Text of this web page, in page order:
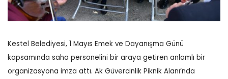
Kestel Belediyesi, 1 Mayıs Emek ve Dayanışma Günü
kapsamında saha personelini bir araya getiren anlamlı bir
organizasyona imza attı. Ak Güvercinlik Piknik Alanı’nda